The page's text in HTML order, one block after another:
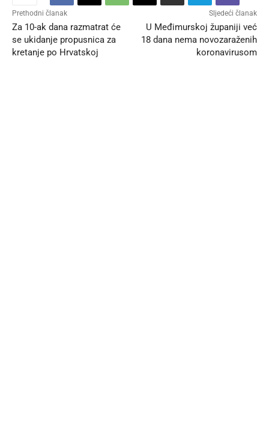
Prethodni članak
Za 10-ak dana razmatrat će
se ukidanje propusnica za
kretanje po Hrvatskoj
Sljedeći članak
U Međimurskoj županiji već
18 dana nema novozaraženih
koronavirusom